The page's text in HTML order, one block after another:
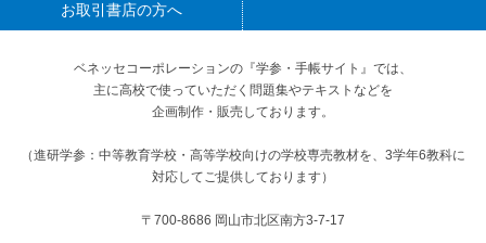
お取引書店の方へ
ベネッセコーポレーションの『学参・手帳サイト』 では、
主に高校で使っていただく問題集やテキストなどを
企画制作・販売しております。
（進研学参：中等教育学校・高等学校向けの学校専売教材を、3学年6教科に
対応してご提供しております）
〒700-8686 岡山市北区南方3-7-17